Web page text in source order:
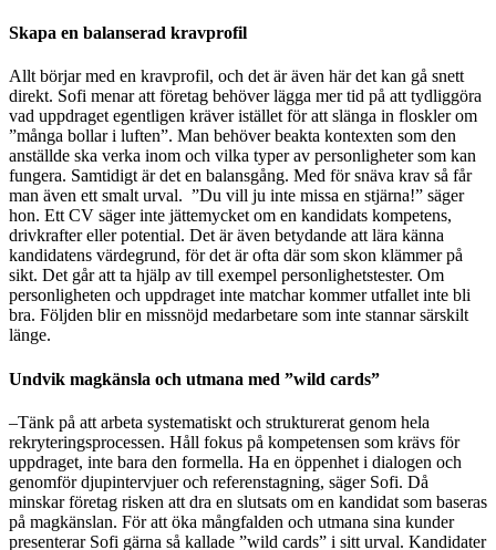
Skapa en balanserad kravprofil
Allt börjar med en kravprofil, och det är även här det kan gå snett
direkt. Sofi menar att företag behöver lägga mer tid på att tydliggöra
vad uppdraget egentligen kräver istället för att slänga in floskler om
”många bollar i luften”. Man behöver beakta kontexten som den
anställde ska verka inom och vilka typer av personligheter som kan
fungera. Samtidigt är det en balansgång. Med för snäva krav så får
man även ett smalt urval. ”Du vill ju inte missa en stjärna!” säger
hon. Ett CV säger inte jättemycket om en kandidats kompetens,
drivkrafter eller potential. Det är även betydande att lära känna
kandidatens värdegrund, för det är ofta där som skon klämmer på
sikt. Det går att ta hjälp av till exempel personlighetstester. Om
personligheten och uppdraget inte matchar kommer utfallet inte bli
bra. Följden blir en missnöjd medarbetare som inte stannar särskilt
länge.
Undvik magkänsla och utmana med ”wild cards”
–Tänk på att arbeta systematiskt och strukturerat genom hela
rekryteringsprocessen. Håll fokus på kompetensen som krävs för
uppdraget, inte bara den formella. Ha en öppenhet i dialogen och
genomför djupintervjuer och referenstagning, säger Sofi. Då
minskar företag risken att dra en slutsats om en kandidat som baseras
på magkänslan. För att öka mångfalden och utmana sina kunder
presenterar Sofi gärna så kallade ”wild cards” i sitt urval. Kandidater